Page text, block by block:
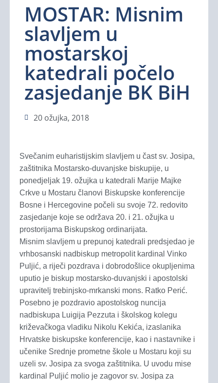
MOSTAR: Misnim
slavljem u
mostarskoj
katedrali počelo
zasjedanje BK BiH
20 ožujka, 2018
Svečanim euharistijskim slavljem u čast sv. Josipa,
zaštitnika Mostarsko-duvanjske biskupije, u
ponedjeljak 19. ožujka u katedrali Marije Majke
Crkve u Mostaru članovi Biskupske konferencije
Bosne i Hercegovine počeli su svoje 72. redovito
zasjedanje koje se održava 20. i 21. ožujka u
prostorijama Biskupskog ordinarijata.
Misnim slavljem u prepunoj katedrali predsjedao je
vrhbosanski nadbiskup metropolit kardinal Vinko
Puljić, a riječi pozdrava i dobrodošlice okupljenima
uputio je biskup mostarsko-duvanjski i apostolski
upravitelj trebinjsko-mrkanski mons. Ratko Perić.
Posebno je pozdravio apostolskog nuncija
nadbiskupa Luigija Pezzuta i školskog kolegu
križevačkoga vladiku Nikolu Kekića, izaslanika
Hrvatske biskupske konferencije, kao i nastavnike i
učenike Srednje prometne škole u Mostaru koji su
uzeli sv. Josipa za svoga zaštitnika. U uvodu mise
kardinal Puljić molio je zagovor sv. Josipa za